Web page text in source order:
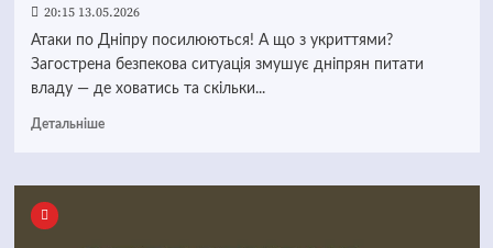
20:15 13.05.2026
Атаки по Дніпру посилюються! А що з укриттями?
Загострена безпекова ситуація змушує дніпрян питати
владу — де ховатись та скільки...
Детальніше